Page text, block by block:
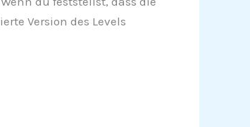
Version des Levels